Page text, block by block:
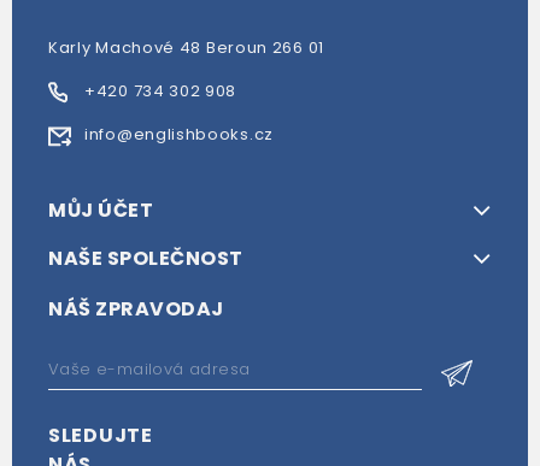
Karly Machové 48 Beroun 266 01
+420 734 302 908
info@englishbooks.cz
MŮJ ÚČET
NAŠE SPOLEČNOST
NÁŠ ZPRAVODAJ
SLEDUJTE